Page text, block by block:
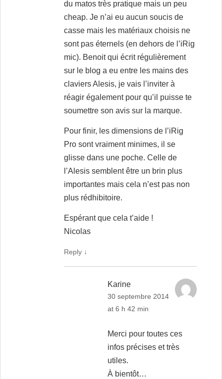
du matos très pratique mais un peu
cheap. Je n’ai eu aucun soucis de
casse mais les matériaux choisis ne
sont pas éternels (en dehors de l’iRig
mic). Benoit qui écrit régulièrement
sur le blog a eu entre les mains des
claviers Alesis, je vais l’inviter à
réagir également pour qu’il puisse te
soumettre son avis sur la marque.
Pour finir, les dimensions de l’iRig
Pro sont vraiment minimes, il se
glisse dans une poche. Celle de
l’Alesis semblent être un brin plus
importantes mais cela n’est pas non
plus rédhibitoire.
Espérant que cela t’aide !
Nicolas
Reply ↓
Karine
30 septembre 2014
at 6 h 42 min
Merci pour toutes ces
infos précises et très
utiles.
À bientôt…